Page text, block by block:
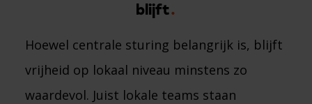
blijft
Hoewel centrale sturing belangrijk is, blijft
vrijheid op lokaal niveau minstens zo
waardevol. Juist lokale teams staan